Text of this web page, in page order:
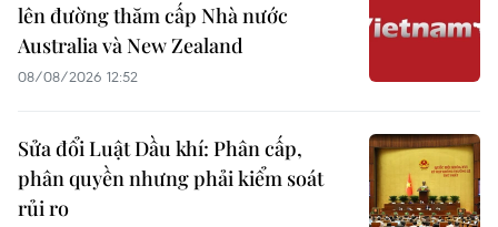
lên đường thăm cấp Nhà nước
Australia và New Zealand
08/08/2026 12:52
Sửa đổi Luật Dầu khí: Phân cấp,
phân quyền nhưng phải kiểm soát
rủi ro